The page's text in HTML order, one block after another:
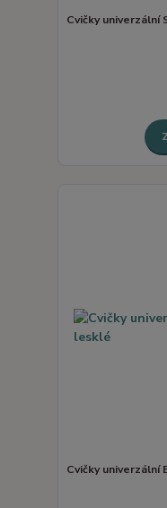
Cvičky univerzální
Cvičky univerzální